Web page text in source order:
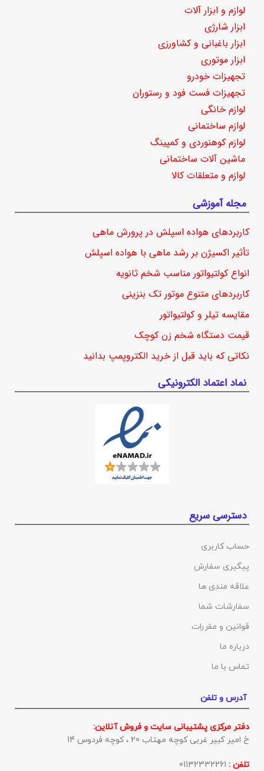
لوازم و ابزار آلات
ابزار شارژی
ابزار باغبانی و کشاورزی
ابزار موتوری
تجهیزات خودرو
تجهیزات فست فود و رستوران
لوازم خانگی
لوازم ساختمانی
لوازم کوهنوردی و کمپینگ
ماشین آلات ساختمانی
لوازم و متعلقات کالا
مجله آموزشی
کاربردهای هواده اسپلش در پرورش ماهی
تأثیر اکسیژن بر رشد ماهی با هواده اسپلش
انواع کولتیواتور مناسب شخم ثانویه
کاربردهای متنوع موتور تک بنزینی
مقایسه تیلر و کولتیواتور
قیمت دستگاه شخم زن کوچک
نکاتی که باید قبل از خرید الکتروپمپ بدانید
نماد اعتماد الکترونیکی
دسترسی سریع
حساب کاربری
پیگیری سفارش
علاقه مندی ها
سفارشات شما
قوانین و مقررات
درباره ما
تماس با ما
آدرس و تلفن
دفتر مرکزی پشتیبانی سایت و فروش آنلاین:
خ امیر کبیر غربی کوچه مهتاب 20 ، کوچه فردوس 14
تلفن :